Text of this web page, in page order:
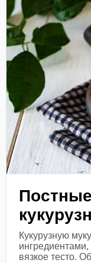
Кукурузную
вязкое тесто.